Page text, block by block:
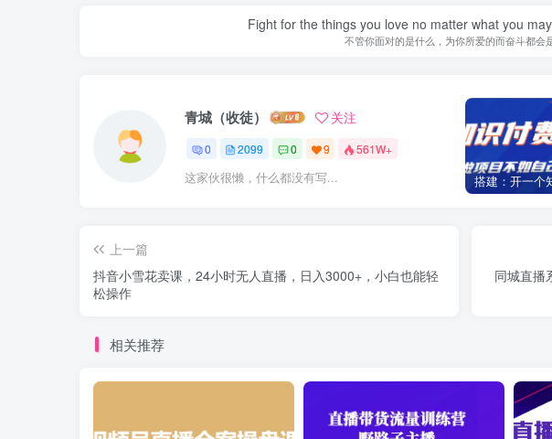
Fight for the things you love no matter what you
不管你面对的是什么，为你所爱的而奋斗都会
青城（收徒） 关注
0 2099 0 9 561W+
这家伙很懒，什么都没有写...
上一篇
抖音小雪花卖课，24小时无人直播，日入3000+，小白也能轻
松操作
同城直播
相关推荐